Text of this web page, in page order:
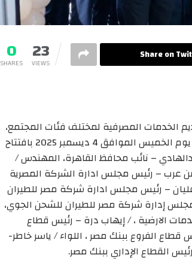
0
SHARES 23
VIEWS
Share on
الخدمات المصرفية لمختلف فئات المجتمع،
قام الأستاذ / هشام عكاشه – الرئيس التنفيذي لبنك مصر يوم الخميس الموافق 4 ديسمبر 2025 بافتتاح
– نائب محافظ القاهرة، المهندس /
عرب – رئيس مجلس ادارة الشركة المصرية
عليان – رئيس مجلس ادارة شركة مصر للطيران
إدارة شركة مصر للطيران للشحن الجوي،
الارضية ، / إيهاب درة – رئيس قطاع
قطاع الفروع ببنك مصر ، اللواء / ياسر خاطر-
القطاع الإداري ببنك مصر.